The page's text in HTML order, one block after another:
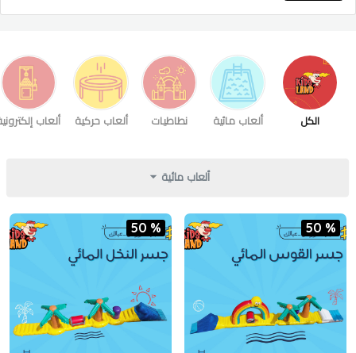
الكل ألعاب مائية نطاطيات ألعاب حركية ألعاب
ألعاب مائية
50 %
50 %